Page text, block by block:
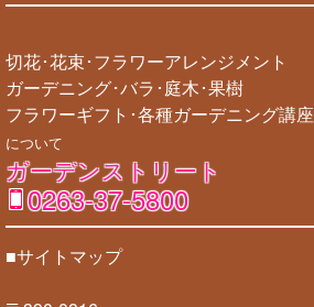
切花･花束･フラワーアレンジメント
ガーデニング･バラ･庭木･果樹
フラワーギフト･各種ガーデニング講座
について
ガーデンストリート
0263-37-5800
■サイトマップ